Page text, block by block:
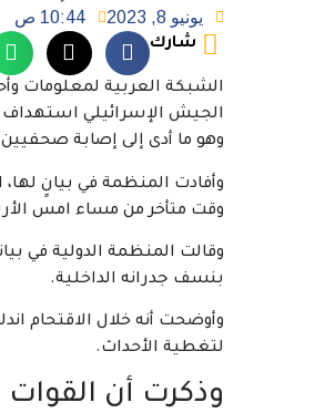
يونيو 8, 2023 10:44 ص
شارك
الشبكة العربية لمعلومات
الجيش الإسرائيلي استهداف
وهو ما أدى إلى إصابة
وأفادت المنظمة في بيانٍ
وقت متأخر من مساء امس
وقالت المنظمة الدولية في
بنسف جدرانه الداخلية.
وأوضحت أنه خلال الاقتحام
لتغطية الأحداث.
وذكرت أن القوات